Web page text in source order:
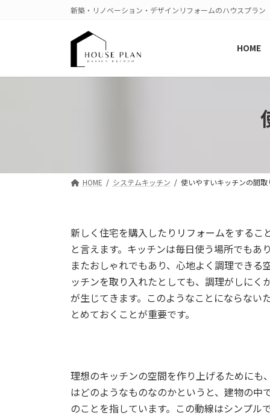
へ
ョ
新築・リノベーション・デザインリフォームのハウスプラン
HOME
HOME システムキッチン 使いやすいキッチンの間取
新しく住宅を購入したりリフォームをする
と言えます。キッチンは毎日使う場所でもあ
またおしゃれでもあり、心地よく調理でき
ッチンを取り入れたとしても、調理がしに
が生じてきます。このようなことにならない
とめておくことが重要です。
理想のキッチンの空間を作り上げるためにも
はどのようなものなのかというと、建物の
のことを指しています。この動線はシンプル